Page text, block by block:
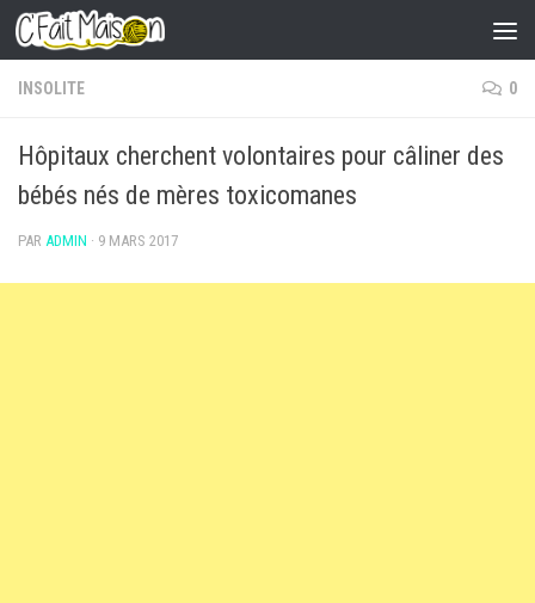
Skip to content
INSOLITE 0
Hôpitaux cherchent volontaires pour câliner des
bébés nés de mères toxicomanes
PAR ADMIN · 9 MARS 2017